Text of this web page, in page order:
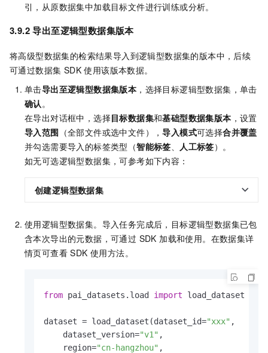
引，从原数据集中加载目标文件进行训练或分析。
3.9.2 导出至逻辑型数据集版本
将高级型数据集的检索结果导入到逻辑型数据集的版本中，后续
可通过数据集 SDK 使用该版本数据。
单击导出至逻辑型数据集版本 ，选择目标逻辑型数据集，单击
确认 。
在导出对话框中，选择目标数据集和基础型数据集版本 ，设置
导入范围 （全部文件或选中文件），导入模式可选择合并覆盖
并勾选需要导入的标签类型（智能标签 人工标签）。
如无可选逻辑型数据集，可参考如下内容：
创建逻辑型数据集
使用逻辑型数据集。导入任务完成后，目标逻辑型数据集已包
含本次导出的元数据，可通过 SDK 加载和使用。在数据集详
情页可查看 SDK 使用方法。
from pai_datasets.load import load_dataset
dataset = load_dataset(dataset_id="xxx" ,
    dataset_version=
"v1" ,
    region=
"cn-hangzhou" ,